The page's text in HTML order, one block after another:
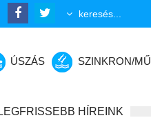
ÚSZÁS SZINKRON/MŰ
HÍREINK